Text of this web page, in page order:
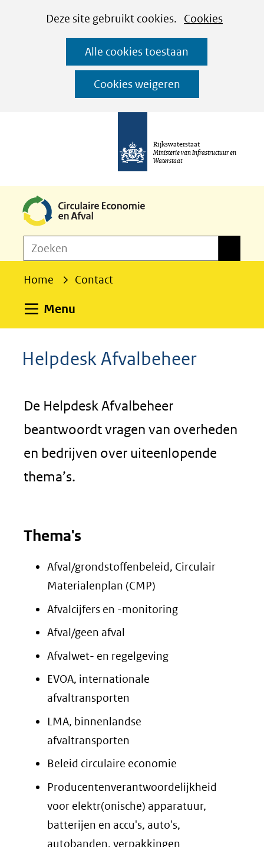
CookiesDeze site gebruikt cookies. Cookies
worden
toegestaan
geweigerd.
Alle cookies toestaan
Cookies weigeren
Ga
naar
de
inhoud
Rijkswaterstaat
Ministerie van Infrastructuur en
Waterstaat
o
Zoeken
Home Contact
Menu
Helpdesk Afvalbeheer
De Helpdesk Afvalbeheer
beantwoordt vragen van overheden
en bedrijven over uiteenlopende
thema’s.
Thema's
Afval/grondstoffenbeleid, Circulair
Materialenplan (CMP)
Afvalcijfers en -monitoring
Afval/geen afval
Afvalwet- en regelgeving
EVOA, internationale
afvaltransporten
LMA, binnenlandse
afvaltransporten
Beleid circulaire economie
Producentenverantwoordelijkheid
voor elektr(onische) apparatuur,
batterijen en accu's, auto's,
autobanden, verpakkingen